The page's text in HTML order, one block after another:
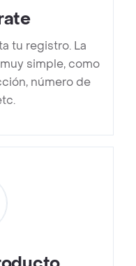
tu registro. La
simple, como
número de